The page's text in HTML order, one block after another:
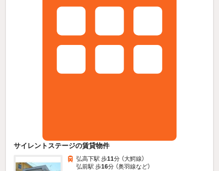
サイレントステージの賃貸物件
弘高下駅 歩11分 （大鰐線）
弘前駅 歩16分 （奥羽線など）